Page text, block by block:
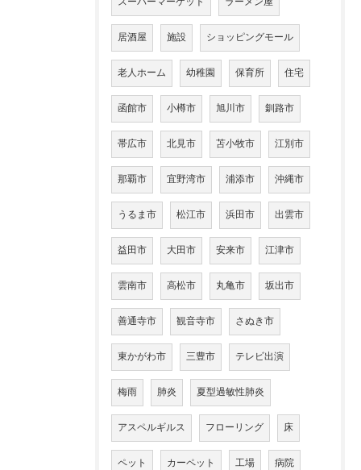
スーパーマーケット ラーメン屋
居酒屋 施設 ショッピングモール
老人ホーム 幼稚園 保育所 住宅
函館市 小樽市 旭川市 釧路市
帯広市 北見市 苫小牧市 江別市
那覇市 宜野湾市 浦添市 沖縄市
うるま市 松江市 浜田市 出雲市
益田市 大田市 安来市 江津市
雲南市 高松市 丸亀市 坂出市
善通寺市 観音寺市 さぬき市
東かがわ市 三豊市 テレビ出演
梅雨 肺炎 夏型過敏性肺炎
アスペルギルス フローリング 床
ペット カーペット 工場 病院